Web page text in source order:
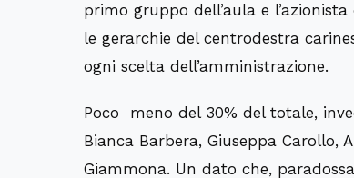
primo gruppo dell’aula e
le gerarchie del centrodestra
ogni scelta dell’amministrazione.
Poco meno del 30% del totale,
Bianca Barbera, Giuseppa Carollo,
Giammona. Un dato che,